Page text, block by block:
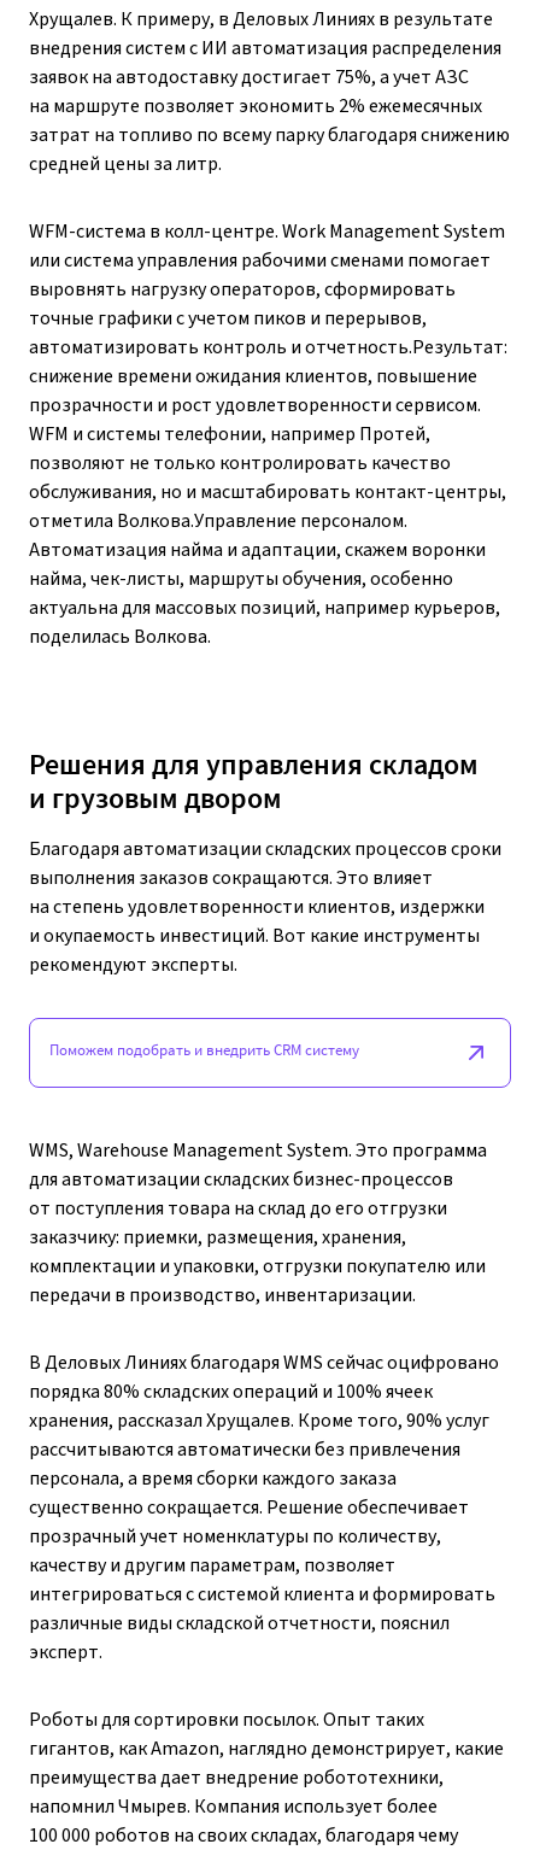
Хрущалев. К примеру, в Деловых Линиях в результате
внедрения систем с ИИ автоматизация распределения
заявок на автодоставку достигает 75%, а учет АЗС
на маршруте позволяет экономить 2% ежемесячных
затрат на топливо по всему парку благодаря снижению
средней цены за литр.
WFM-система в колл-центре. Work Management System
или система управления рабочими сменами помогает
выровнять нагрузку операторов, сформировать
точные графики с учетом пиков и перерывов,
автоматизировать контроль и отчетность.Результат:
снижение времени ожидания клиентов, повышение
прозрачности и рост удовлетворенности сервисом.
WFM и системы телефонии, например Протей,
позволяют не только контролировать качество
обслуживания, но и масштабировать контакт-центры,
отметила Волкова.Управление персоналом.
Автоматизация найма и адаптации, скажем воронки
найма, чек-листы, маршруты обучения, особенно
актуальна для массовых позиций, например курьеров,
поделилась Волкова.
Решения для управления складом
и грузовым двором
Благодаря автоматизации складских процессов сроки
выполнения заказов сокращаются. Это влияет
на степень удовлетворенности клиентов, издержки
и окупаемость инвестиций. Вот какие инструменты
рекомендуют эксперты.
Поможем подобрать и внедрить CRM систему
WMS, Warehouse Management System. Это программа
для автоматизации складских бизнес-процессов
от поступления товара на склад до его отгрузки
заказчику: приемки, размещения, хранения,
комплектации и упаковки, отгрузки покупателю или
передачи в производство, инвентаризации.
В Деловых Линиях благодаря WMS сейчас оцифровано
порядка 80% складских операций и 100% ячеек
хранения, рассказал Хрущалев. Кроме того, 90% услуг
рассчитываются автоматически без привлечения
персонала, а время сборки каждого заказа
существенно сокращается. Решение обеспечивает
прозрачный учет номенклатуры по количеству,
качеству и другим параметрам, позволяет
интегрироваться с системой клиента и формировать
различные виды складской отчетности, пояснил
эксперт.
Роботы для сортировки посылок. Опыт таких
гигантов, как Amazon, наглядно демонстрирует, какие
преимущества дает внедрение робототехники,
напомнил Чмырев. Компания использует более
100 000 роботов на своих складах, благодаря чему